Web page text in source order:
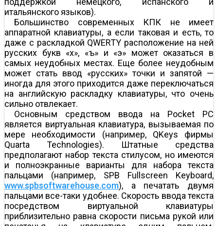
итальянского языков).
Большинство современных КПК не имеет
аппаратной клавиатуры, а если таковая и есть, то
даже с раскладкой QWERTY расположение на ней
русских букв «х», «ъ» и «э» может оказаться в
самых неудобных местах. Еще более неудобным
может стать ввод «русских» точки и запятой —
иногда для этого приходится даже переключаться
на английскую раскладку клавиатуры, что очень
сильно отвлекает.
Основным средством ввода на Pocket PC
является виртуальная клавиатура, вызываемая по
мере необходимости (например, QKeys фирмы
Quarta Technologies). Штатные средства
предполагают набор текста стилусом, но имеются
и полноэкранные варианты для набора текста
пальцами (например, SPB Fullscreen Keyboard,
www.spbsoftwarehouse.com), а печатать двумя
пальцами все-таки удобнее. Скорость ввода текста
посредством виртуальной клавиатуры
приблизительно равна скорости письма рукой или